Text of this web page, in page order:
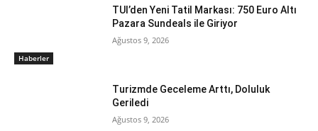
Haberler
TUI’den Yeni Tatil Markası: 750 Euro Altı
Pazara Sundeals ile Giriyor
Ağustos 9, 2026
Turizmde Geceleme Arttı, Doluluk
Geriledi
Ağustos 9, 2026